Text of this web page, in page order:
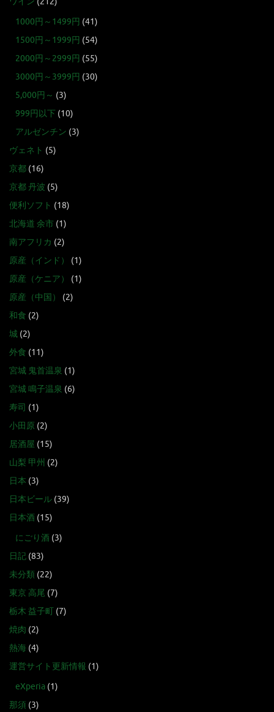
1000円～1499円 (41)
1500円～1999円 (54)
2000円～2999円 (55)
3000円～3999円 (30)
5,000円～ (3)
999円以下 (10)
アルゼンチン (3)
ヴェネト (5)
京都 (16)
京都 丹波 (5)
便利ソフト (18)
北海道 余市 (1)
南アフリカ (2)
原産（インド）
(1)
原産（ケニア）
(1)
原産（中国）
(2)
和食 (2)
城 (2)
外食 (11)
宮城 鬼首温泉 (1)
宮城 鳴子温泉 (6)
寿司 (1)
小田原 (2)
居酒屋 (15)
山梨 甲州 (2)
日本 (3)
日本ビール (39)
日本酒 (15)
にごり酒 (3)
日記 (83)
未分類 (22)
東京 高尾 (7)
栃木 益子町 (7)
焼肉 (2)
熱海 (4)
運営サイト更新情報 (1)
eXperia (1)
那須 (3)